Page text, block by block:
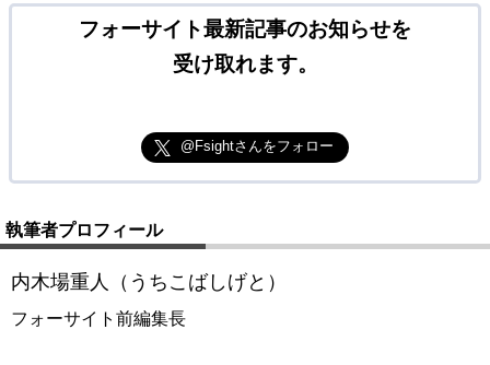
フォーサイト最新記事のお知らせを
受け取れます。
@Fsightさんをフォロー
執筆者プロフィール
内木場重人（うちこばしげと）
フォーサイト前編集長